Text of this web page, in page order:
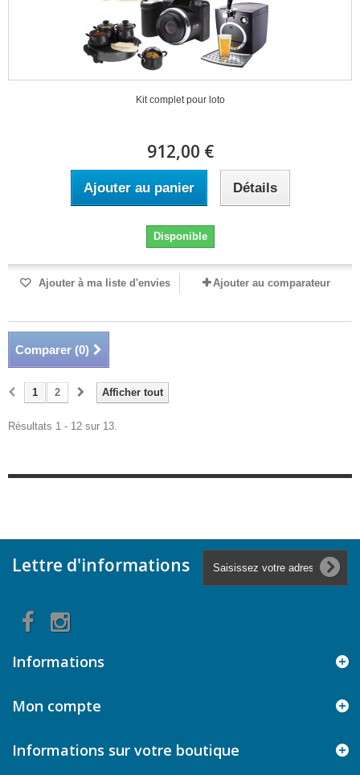
Kit complet pour loto
912,00 €
Ajouter au panier Détails
Disponible
Ajouter à ma liste d'envies Ajouter au comparateur
Comparer (0)
Afficher tout
1 2
Résultats 1 - 12 sur 13.
Lettre d'informations
Informations
Mon compte
Informations sur votre boutique